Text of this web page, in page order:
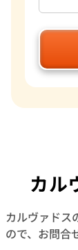
カル
カルヴァドス
ので、お問合